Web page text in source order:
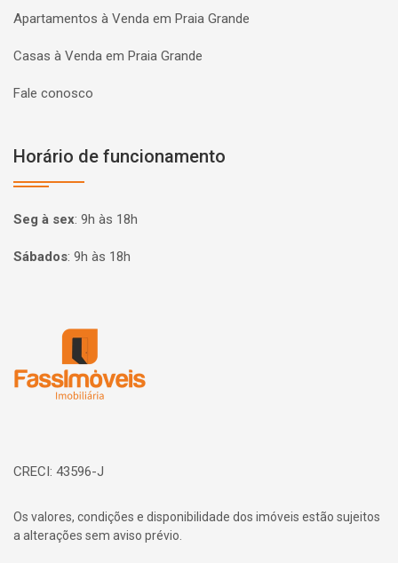
Apartamentos à Venda em Praia Grande
Casas à Venda em Praia Grande
Fale conosco
Horário de funcionamento
Seg à sex: 9h às 18h
Sábados: 9h às 18h
CRECI: 43596-J
Os valores, condições e disponibilidade dos imóveis estão sujeitos
a alterações sem aviso prévio.